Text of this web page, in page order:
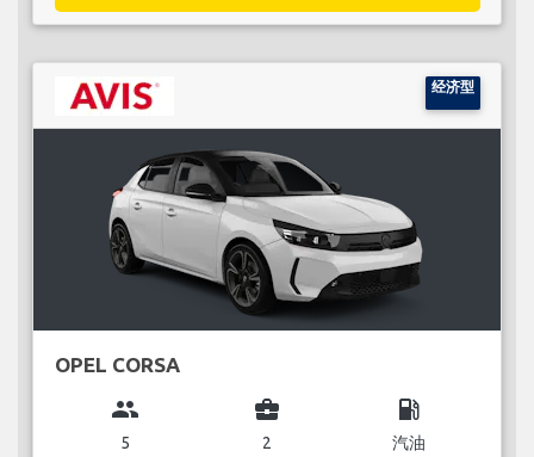
经济型
OPEL CORSA
group
5
business_center
2
local_gas_station
汽油